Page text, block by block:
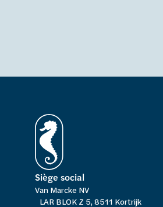
Siège social
Van Marcke NV
LAR BLOK Z 5, 8511 Kortrijk